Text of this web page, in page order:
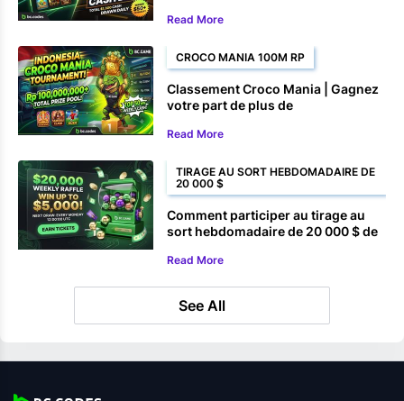
Read More
CROCO MANIA 100M RP
Classement Croco Mania | Gagnez
votre part de plus de
Read More
TIRAGE AU SORT HEBDOMADAIRE DE
20 000 $
Comment participer au tirage au
sort hebdomadaire de 20 000 $ de
Read More
See All